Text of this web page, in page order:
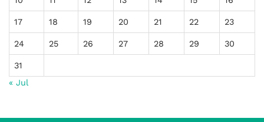
17 18 19 20 21 22 23
24 25 26 27 28 29 30
31
« Jul